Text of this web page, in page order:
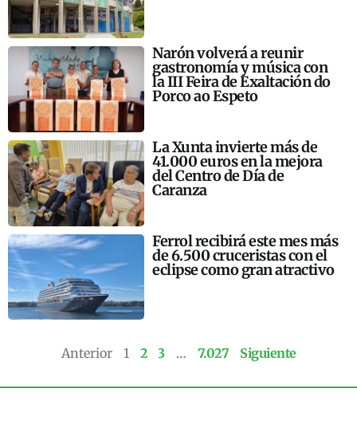
Narón volverá a reunir
gastronomía y música con
la III Feira de Exaltación do
Porco ao Espeto
La Xunta invierte más de
41.000 euros en la mejora
del Centro de Día de
Caranza
Ferrol recibirá este mes más
de 6.500 cruceristas con el
eclipse como gran atractivo
Anterior 1 2 3 … 7.027 Siguiente